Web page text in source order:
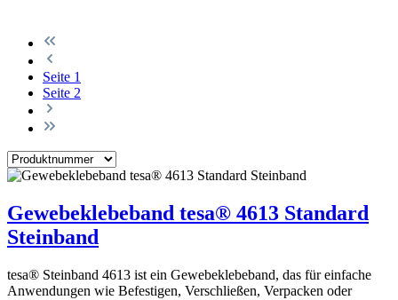
Seite 1
Seite 2
Gewebeklebeband tesa® 4613 Standard
Steinband
tesa® Steinband 4613 ist ein Gewebeklebeband, das für einfache
Anwendungen wie Befestigen, Verschließen, Verpacken oder